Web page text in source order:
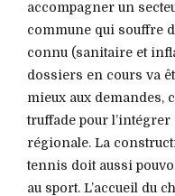
accompagner un
commune qui souffre
connu (sanitaire et
dossiers en cours va
mieux aux demandes,
truffade pour
régionale. La
tennis doit aussi
au sport. L’accueil du